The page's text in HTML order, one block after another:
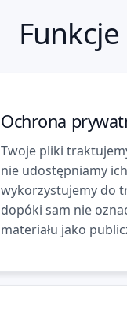
Funkcje
Ochrona
Twoje pliki
nie udostępniamy
wykorzystujemy do
dopóki sam nie
materiału jako